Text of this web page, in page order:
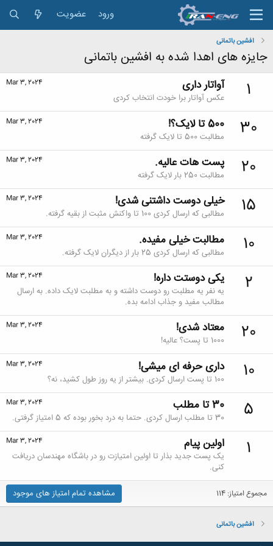
ورود عضویت
افشین باتمانی
جایزه های اهدا شده به افشین باتمانی
1
Mar 3, 2024 آواتار داری
عکس آواتار برا خودت انتخاب کردی
30
Mar 3, 2024 500 تا لایک؟!
مطالبت 500 تا لایک گرفته
20
Mar 3, 2024 پست هات عالیه.
مطالبت 250 بار لایک گرفته
15
Mar 3, 2024 خیلی دوست داشتنی شدی!
مطالبی که ارسال کردی 100 تا واکنش مثبت از بقیه گرفته.
10
Mar 3, 2024 مطالبت خیلی مفیده.
مطالبی که ارسال کردی 25 بار از دیگران لایک گرفته.
2
Mar 3, 2024 یکی دوستت داره!
یه نفر یه مطلبت رو دوست داشته و به مطلبت لایک داده. به ارسال
مطالب مفید و جذاب ادامه بده.
20
Mar 3, 2024 معتاد شدی!
1000 تا پست؟ عالیه!
10
Mar 3, 2024 داری حرفه ای میشی!
100 تا پست ارسال کردی. بیشتر از یه روز طول کشید، نه؟
5
Mar 3, 2024 30 تا مطلب
30 تا مطلب ارسال کردی. حتما به درد بخور بوده که 5 امتیاز گرفتی.
1
Mar 3, 2024 اولین پیام
یک پست جدید بذار تا اولین امتیازت رو در باشگاه مهندسان دریافت
کنی.
مجموع امتیاز: 114 مشاهده تمام امتیاز های موجود
افشین باتمانی